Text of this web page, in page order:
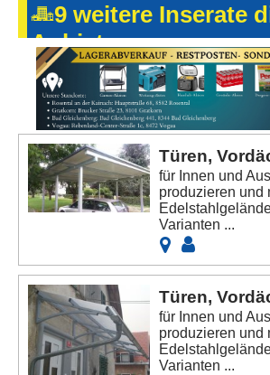
9 weitere Inserate
Anbieters
Türen,
für Innen und
produzieren und
Varianten ...
Türen,
für Innen und
produzieren und
Varianten ...